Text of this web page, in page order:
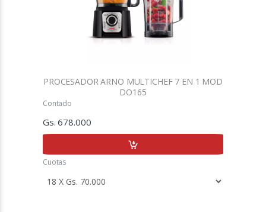
PROCESADOR ARNO MULTICHEF 7 EN 1 MOD
DO165
Contado
Gs. 678.000
Cuotas